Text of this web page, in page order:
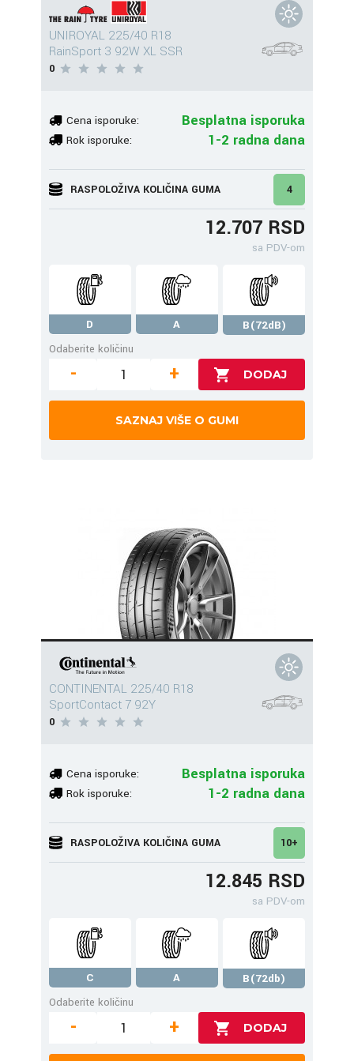
UNIROYAL 225/40 R18
RainSport 3 92W XL SSR
0
Cena isporuke: Besplatna isporuka
Rok isporuke: 1-2 radna dana
RASPOLOŽIVA KOLIČINA GUMA 4
12.707 RSD
sa PDV-om
D A
B(72dB)
Odaberite količinu
- +
SAZNAJ VIŠE O GUMI
CONTINENTAL 225/40 R18
SportContact 7 92Y
0
Cena isporuke: Besplatna isporuka
Rok isporuke: 1-2 radna dana
RASPOLOŽIVA KOLIČINA GUMA 10+
12.845 RSD
sa PDV-om
C A
B(72db)
Odaberite količinu
- +